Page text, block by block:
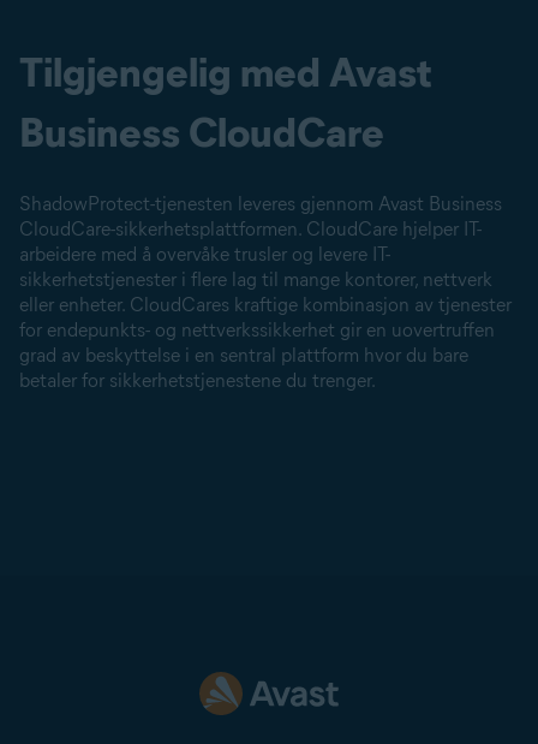
Tilgjengelig med Avast
Business CloudCare
ShadowProtect-tjenesten leveres gjennom Avast Business
CloudCare-sikkerhetsplattformen. CloudCare hjelper IT-
arbeidere med å overvåke trusler og levere IT-
sikkerhetstjenester i flere lag til mange kontorer, nettverk
eller enheter. CloudCares kraftige kombinasjon av tjenester
for endepunkts- og nettverkssikkerhet gir en uovertruffen
grad av beskyttelse i en sentral plattform hvor du bare
betaler for sikkerhetstjenestene du trenger.